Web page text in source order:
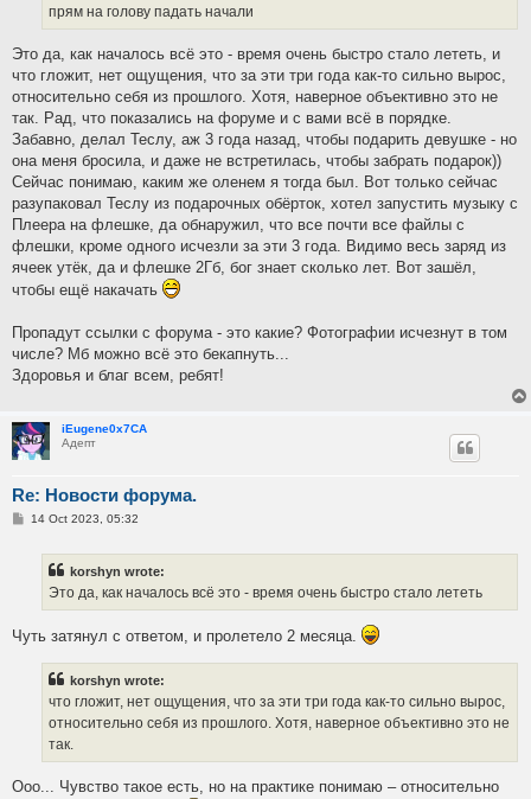
прям на голову падать начали
Это да, как началось всё это - время очень быстро стало лететь, и
что гложит, нет ощущения, что за эти три года как-то сильно вырос,
относительно себя из прошлого. Хотя, наверное объективно это не
так. Рад, что показались на форуме и с вами всё в порядке.
Забавно, делал Теслу, аж 3 года назад, чтобы подарить девушке - но
она меня бросила, и даже не встретилась, чтобы забрать подарок))
Сейчас понимаю, каким же оленем я тогда был. Вот только сейчас
разупаковал Теслу из подарочных обёрток, хотел запустить музыку с
Плеера на флешке, да обнаружил, что все почти все файлы с
флешки, кроме одного исчезли за эти 3 года. Видимо весь заряд из
ячеек утёк, да и флешке 2Гб, бог знает сколько лет. Вот зашёл,
чтобы ещё накачать
Пропадут ссылки с форума - это какие? Фотографии исчезнут в том
числе? Мб можно всё это бекапнуть...
Здоровья и благ всем, ребят!
iEugene0x7CA
Адепт
Re: Новости форума.
P14 Oct 2023, 05:32
korshyn wrote:
Это да, как началось всё это - время очень быстро стало лететь
Чуть затянул с ответом, и пролетело 2 месяца.
korshyn wrote:
что гложит, нет ощущения, что за эти три года как-то сильно вырос,
относительно себя из прошлого. Хотя, наверное объективно это не
так.
Ооо... Чувство такое есть, но на практике понимаю – относительно